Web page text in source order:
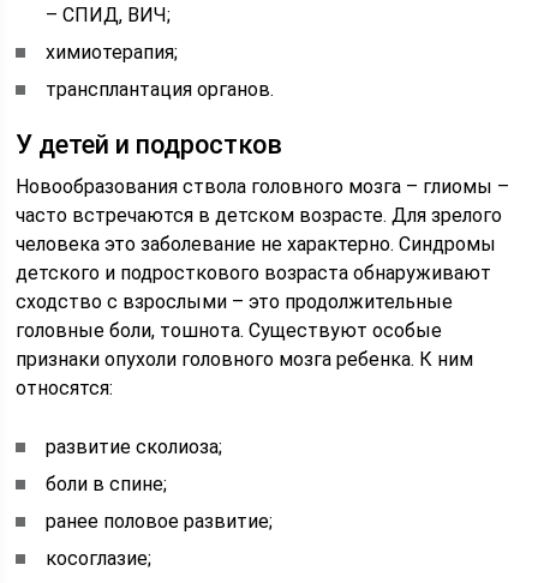
– СПИД, ВИЧ;
химиотерапия;
трансплантация органов.
У детей и подростков
Новообразования ствола головного мозга – глиомы –
часто встречаются в детском возрасте. Для зрелого
человека это заболевание не характерно. Синдромы
детского и подросткового возраста обнаруживают
сходство с взрослыми – это продолжительные
головные боли, тошнота. Существуют особые
признаки опухоли головного мозга ребенка. К ним
относятся:
развитие сколиоза;
боли в спине;
ранее половое развитие;
косоглазие;